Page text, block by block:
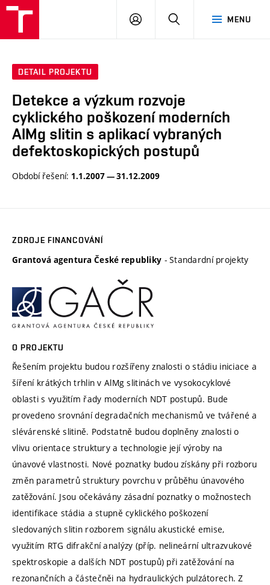
MENU
PŘIHLÁSIT
DETAIL PROJEKTU
Detekce a výzkum rozvoje
cyklického poškození moderních
AIMg slitin s aplikací vybraných
defektoskopických postupů
Období řešení: 1.1.2007 — 31.12.2009
ZDROJE FINANCOVÁNÍ
Grantová agentura České republiky - Standardní projekty
O PROJEKTU
Řešením projektu budou rozšířeny znalosti o stádiu iniciace a
šíření krátkých trhlin v AlMg slitinách ve vysokocyklové
oblasti s využitím řady moderních NDT postupů. Bude
provedeno srovnání degradačních mechanismů ve tvářené a
slévárenské slitině. Podstatně budou doplněny znalosti o
vlivu orientace struktury a technologie její výroby na
únavové vlastnosti. Nové poznatky budou získány při rozboru
změn parametrů struktury povrchu v průběhu únavového
zatěžování. Jsou očekávány zásadní poznatky o možnostech
identifikace stádia a stupně cyklického poškození
sledovaných slitin rozborem signálu akustické emise,
využitím RTG difrakční analýzy (příp. nelineární ultrazvukové
spektroskopie a dalších NDT postupů) při zatěžování na
rezonančních a částečněi na hydraulických pulzátorech. Z